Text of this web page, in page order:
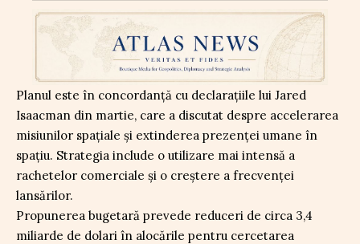
Planul este în concordanță cu declarațiile lui Jared
Isaacman din martie, care a discutat despre accelerarea
misiunilor spațiale și extinderea prezenței umane în
spațiu. Strategia include o utilizare mai intensă a
rachetelor comerciale și o creștere a frecvenței
lansărilor.
Propunerea bugetară prevede reduceri de circa 3,4
miliarde de dolari în alocările pentru cercetarea